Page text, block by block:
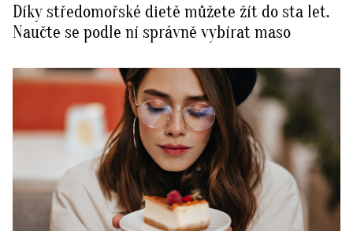
Díky středomořské dietě můžete žít do sta let.
Naučte se podle ní správně vybírat maso